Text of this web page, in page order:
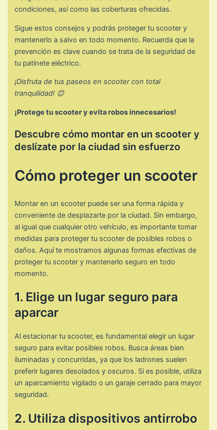
condiciones, así como las coberturas ofrecidas.
Sigue estos consejos y podrás proteger tu scooter y
mantenerlo a salvo en todo momento. Recuerda que la
prevención es clave cuando se trata de la seguridad de
tu patinete eléctrico.
¡Disfruta de tus paseos en scooter con total
tranquilidad! 😊
¡Protege tu scooter y evita robos innecesarios!
Descubre cómo montar en un scooter y
deslízate por la ciudad sin esfuerzo
Cómo proteger un scooter
Montar en un scooter puede ser una forma rápida y
conveniente de desplazarte por la ciudad. Sin embargo,
al igual que cualquier otro vehículo, es importante tomar
medidas para proteger tu scooter de posibles robos o
daños. Aquí te mostramos algunas formas efectivas de
proteger tu scooter y mantenerlo seguro en todo
momento.
1. Elige un lugar seguro para
aparcar
Al estacionar tu scooter, es fundamental elegir un lugar
seguro para evitar posibles robos. Busca áreas bien
iluminadas y concurridas, ya que los ladrones suelen
preferir lugares desolados y oscuros. Si es posible, utiliza
un aparcamiento vigilado o un garaje cerrado para mayor
seguridad.
2. Utiliza dispositivos antirrobo